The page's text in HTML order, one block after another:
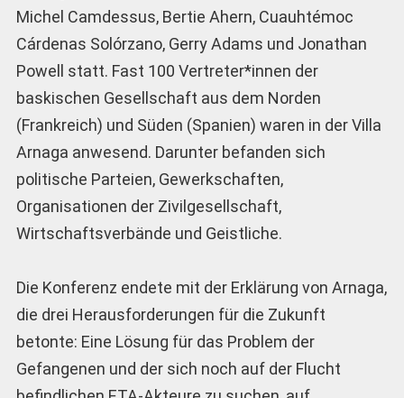
Michel Camdessus, Bertie Ahern, Cuauhtémoc
Cárdenas Solórzano, Gerry Adams und Jonathan
Powell statt. Fast 100 Vertreter*innen der
baskischen Gesellschaft aus dem Norden
(Frankreich) und Süden (Spanien) waren in der Villa
Arnaga anwesend. Darunter befanden sich
politische Parteien, Gewerkschaften,
Organisationen der Zivilgesellschaft,
Wirtschaftsverbände und Geistliche.
Die Konferenz endete mit der Erklärung von Arnaga,
die drei Herausforderungen für die Zukunft
betonte: Eine Lösung für das Problem der
Gefangenen und der sich noch auf der Flucht